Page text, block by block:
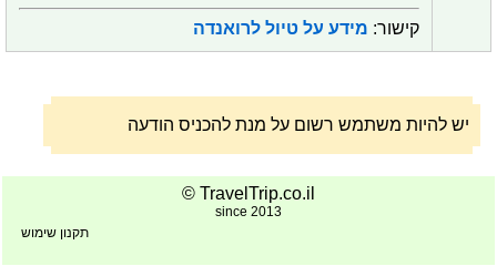
קישור: מידע על טיול לרואנדה
יש להיות משתמש רשום על מנת להכניס הודעה
TravelTrip.co.il ©
since 2013
תקנון שימוש